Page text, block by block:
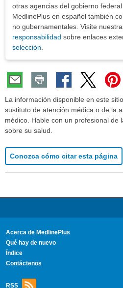
otras agencias del gobierno federal
MedlinePlus en español también
no gubernamentales. Visite
responsabilidad sobre enlaces
selección
La información disponible en este
sustituto de atención médica o de la
médico. Hable con un profesional de
sobre su salud.
Conozca cómo citar esta página
Acerca de MedlinePlus
Qué hay de nuevo
Índice
Contáctenos
RSS